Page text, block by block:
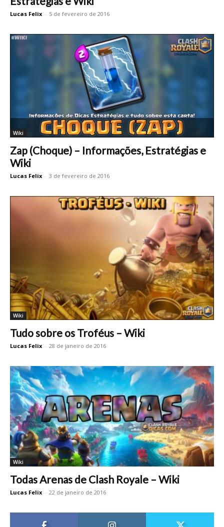
Lucas Felix - 5 de fevereiro de 2016
Wiki
Zap (Choque) – Informações, Estratégias e
Wiki
Lucas Felix - 3 de fevereiro de 2016
Wiki
Tudo sobre os Troféus – Wiki
Lucas Felix - 28 de janeiro de 2016
Wiki
Todas Arenas de Clash Royale – Wiki
Lucas Felix - 22 de janeiro de 2016